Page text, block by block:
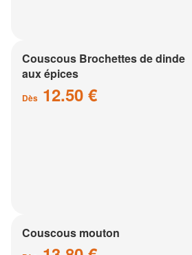
Couscous Brochettes de dinde
aux épices
Dès 12.50 €
Couscous mouton